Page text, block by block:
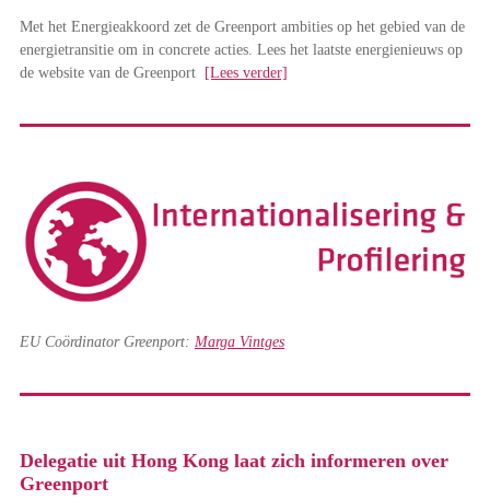
Met het Energieakkoord zet de Greenport ambities op het gebied van de
energietransitie om in concrete acties. Lees het laatste energienieuws op
de website van de Greenport
[Lees verder]
EU Coördinator Greenport: Marga Vintges
Delegatie uit Hong Kong laat zich informeren over
Greenport